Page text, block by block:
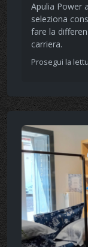
Apulia Power
seleziona
fare la
carriera.
Prosegui la